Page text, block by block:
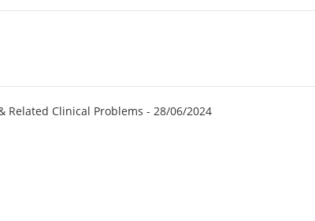
Related Clinical Problems - 28/06/2024